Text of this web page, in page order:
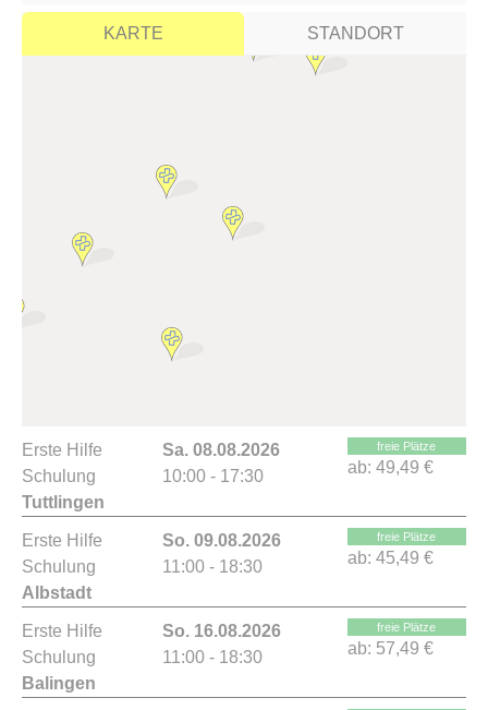
KARTE STANDORT
Erste Hilfe
Schulung
Tuttlingen
Sa. 08.08.2026
10:00 - 17:30
freie Plätze
ab: 49,49 €
Erste Hilfe
Schulung
Albstadt
So. 09.08.2026
11:00 - 18:30
freie Plätze
ab: 45,49 €
Erste Hilfe
Schulung
Balingen
So. 16.08.2026
11:00 - 18:30
freie Plätze
ab: 57,49 €